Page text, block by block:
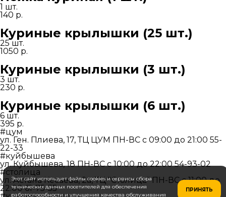
фри
1 шт.
140 р.
Куриные крылышки (25 шт.)
25 шт.
1050 р.
Куриные крылышки (3 шт.)
3 шт.
230 р.
Куриные крылышки (6 шт.)
6 шт.
395 р.
#цум
ул. Ген. Плиева, 17, ТЦ ЦУМ ПН-ВС c 09:00 до 21:00 55-
22-33
#куйбышева
ул. Куйбышева, 18ПН-ВС c 10:00 до 22:0054-93-02
#столица
ул. Астана Кесаева, 2а, ТЦ "Столица"ПН-ВС c 11:00 до
22:0061-75-55
Этот сайт использует файлы cookies и сервисы сбора
технических данных посетителей для обеспечения
работоспособности и улучшения качества обслуживания
ПРИНЯТЬ